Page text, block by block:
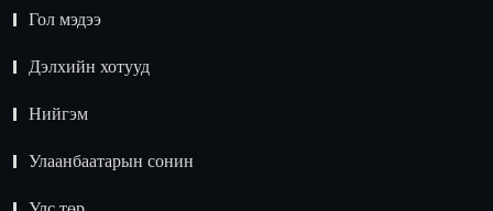
Гол мэдээ
Дэлхийн хотууд
Нийгэм
Улаанбаатарын сонин